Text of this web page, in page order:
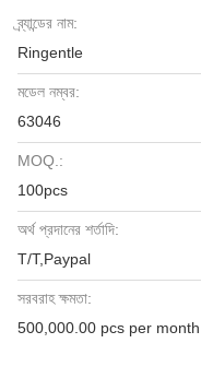
ব্র্যান্ডের নাম:
Ringentle
মডেল নম্বর:
63046
MOQ.:
100pcs
অর্থ প্রদানের শর্তাদি:
T/T,Paypal
সরবরাহ ক্ষমতা:
500,000.00 pcs per month